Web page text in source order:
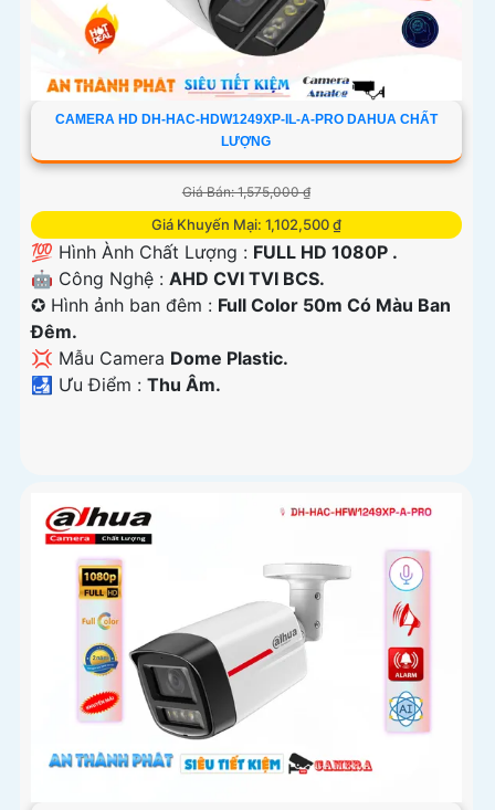
CAMERA HD DH-HAC-HDW1249XP-IL-A-PRO DAHUA CHẤT
LƯỢNG
Giá Bán: 1,575,000 ₫
Giá Khuyến Mại: 1,102,500 ₫
💯 Hình Ành Chất Lượng : FULL HD 1080P .
🤖️ Công Nghệ : AHD CVI TVI BCS.
✪ Hình ảnh ban đêm : Full Color 50m Có Màu Ban
Ðêm.
💢 Mẫu Camera Dome Plastic.
️🛃 Ưu Điểm : Thu Âm.